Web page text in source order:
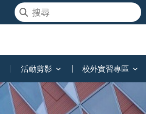
活動剪影 校外實習專區